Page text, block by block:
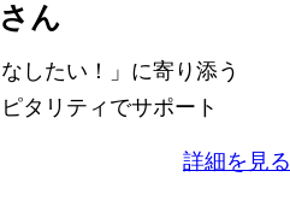
ん
したい！」に寄り添う
タリティでサポート
詳細を見る